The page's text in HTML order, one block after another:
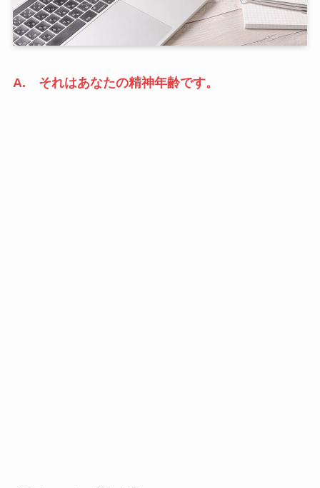
A. それはあなたの精神年齢です。